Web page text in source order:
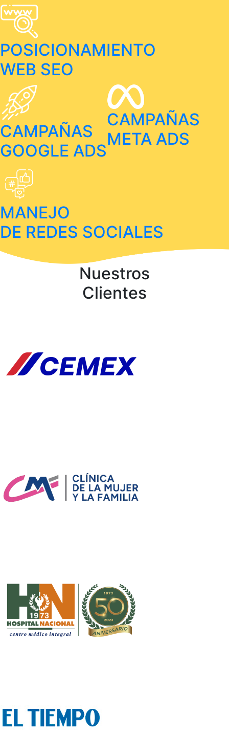
POSICIONAMIENTO
WEB SEO
CAMPAÑAS
GOOGLE ADS
CAMPAÑAS
META ADS
MANEJO
DE REDES SOCIALES
Nuestros
Clientes